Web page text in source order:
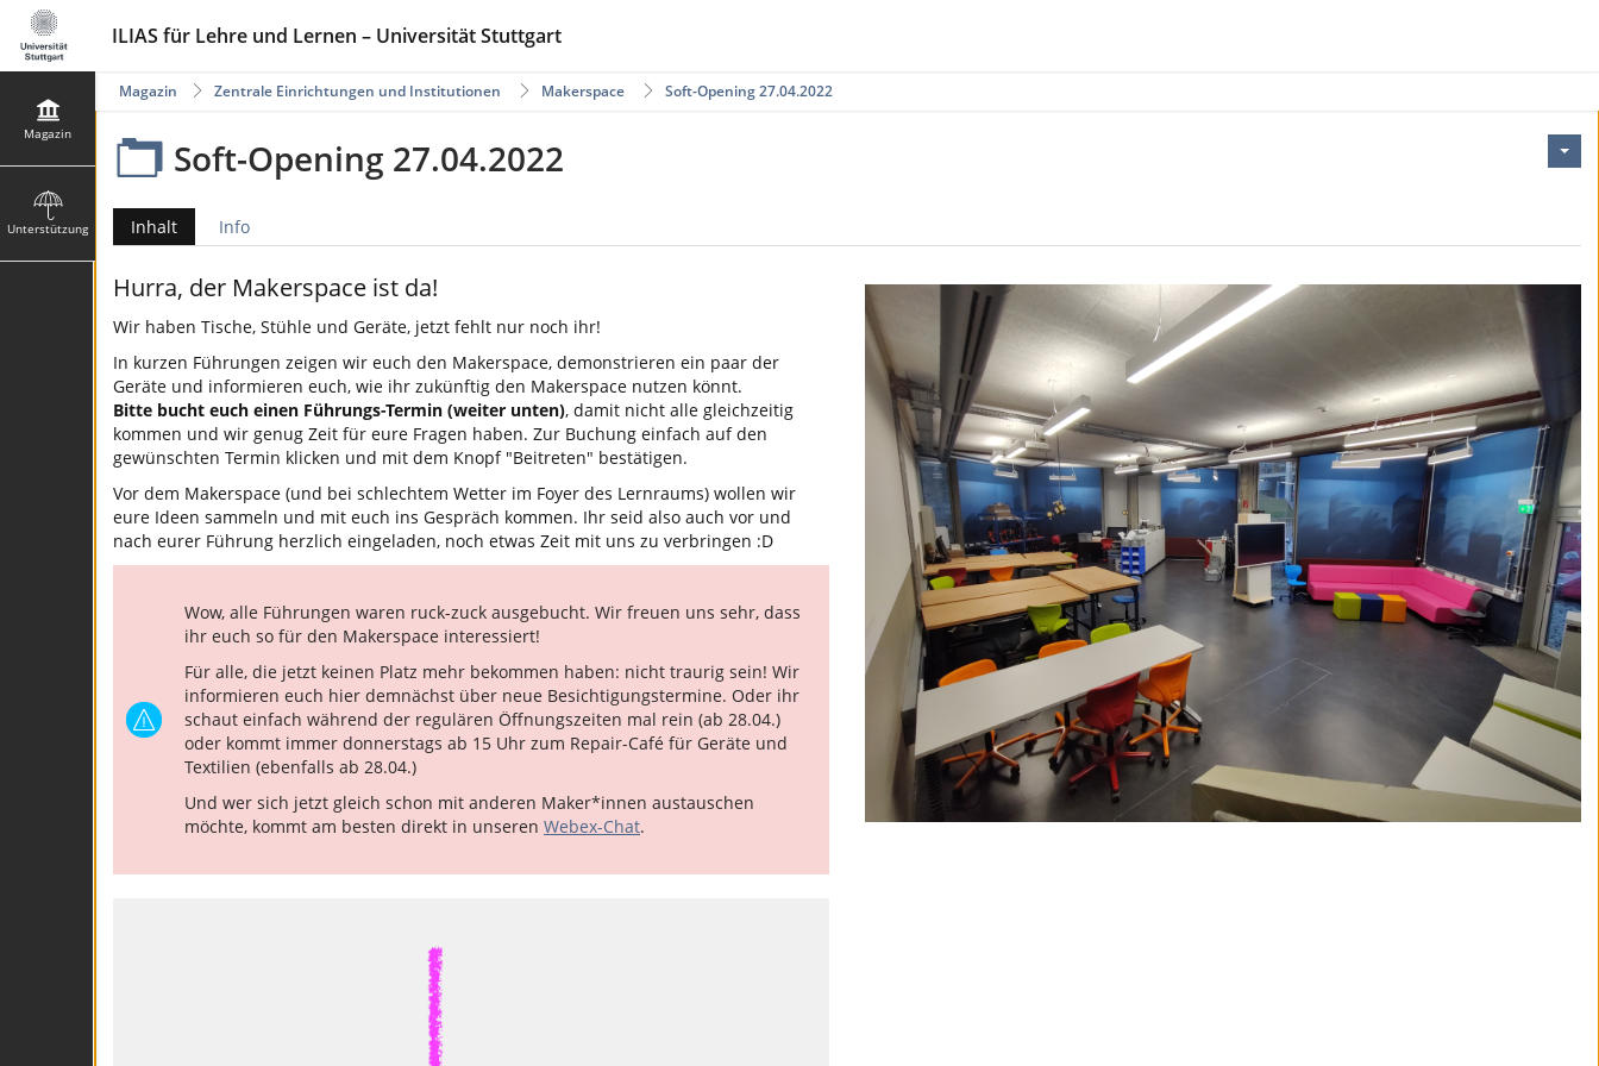
ILIAS für Lehre und Lernen – Universität Stuttgart
Magazin
Unterstützung
Soft-Opening 27.04.2022
Makerspace
Zentrale Einrichtungen und Institutionen
Magazin
Soft-Opening 27.04.2022
Inhalt Info
Hurra, der Makerspace ist da!
Wir haben Tische, Stühle und Geräte, jetzt fehlt nur noch ihr!
In kurzen Führungen zeigen wir euch den Makerspace, demonstrieren ein paar der
Geräte und informieren euch, wie ihr zukünftig den Makerspace nutzen könnt.
Bitte bucht euch einen Führungs-Termin (weiter unten), damit nicht alle gleichzeitig
kommen und wir genug Zeit für eure Fragen haben. Zur Buchung einfach auf den
gewünschten Termin klicken und mit dem Knopf "Beitreten" bestätigen.
Vor dem Makerspace (und bei schlechtem Wetter im Foyer des Lernraums) wollen wir
eure Ideen sammeln und mit euch ins Gespräch kommen. Ihr seid also auch vor und
nach eurer Führung herzlich eingeladen, noch etwas Zeit mit uns zu verbringen :D
Wow, alle Führungen waren ruck-zuck ausgebucht. Wir freuen uns sehr, dass
ihr euch so für den Makerspace interessiert!
Für alle, die jetzt keinen Platz mehr bekommen haben: nicht traurig sein! Wir
informieren euch hier demnächst über neue Besichtigungstermine. Oder ihr
schaut einfach während der regulären Öffnungszeiten mal rein (ab 28.04.)
oder kommt immer donnerstags ab 15 Uhr zum Repair-Café für Geräte und
Textilien (ebenfalls ab 28.04.)
Und wer sich jetzt gleich schon mit anderen Maker*innen austauschen
möchte, kommt am besten direkt in unseren Webex-Chat.